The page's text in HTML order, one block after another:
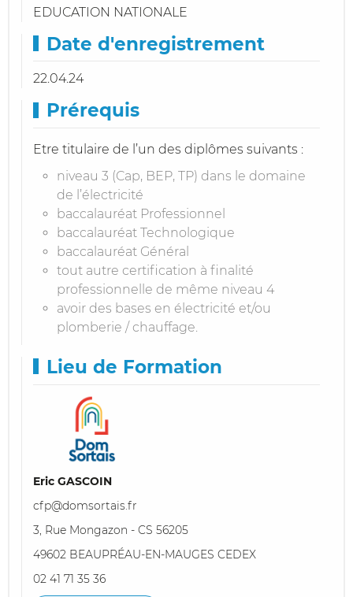
EDUCATION NATIONALE
Date d'enregistrement
22.04.24
Prérequis
Etre titulaire de l’un des diplômes suivants :
niveau 3 (Cap, BEP, TP) dans le domaine
de l’électricité
baccalauréat Professionnel
baccalauréat Technologique
baccalauréat Général
tout autre certification à finalité
professionnelle de même niveau 4
avoir des bases en électricité et/ou
plomberie / chauffage.
Lieu de Formation
Eric GASCOIN
cfp@domsortais.fr
3, Rue Mongazon - CS 56205
49602 BEAUPRÉAU-EN-MAUGES CEDEX
02 41 71 35 36